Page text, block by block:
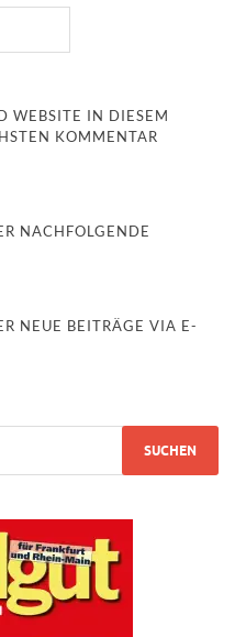
WEBSITE IN DIESEM
KOMMENTAR
NACHFOLGENDE
NEUE BEITRÄGE VIA E-